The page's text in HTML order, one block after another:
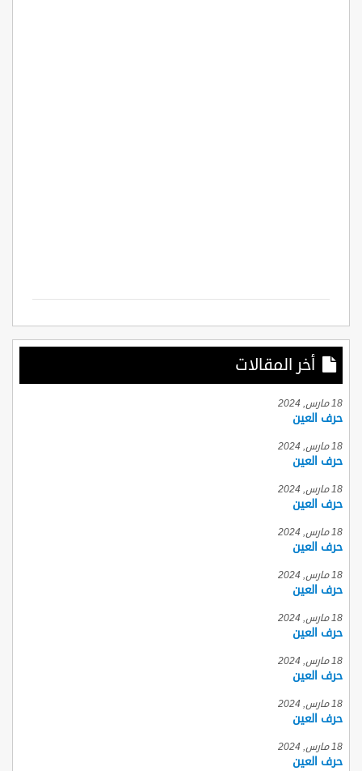
أخر المقالات
18 مارس, 2024
حرف العين
18 مارس, 2024
حرف العين
18 مارس, 2024
حرف العين
18 مارس, 2024
حرف العين
18 مارس, 2024
حرف العين
18 مارس, 2024
حرف العين
18 مارس, 2024
حرف العين
18 مارس, 2024
حرف العين
18 مارس, 2024
حرف العين